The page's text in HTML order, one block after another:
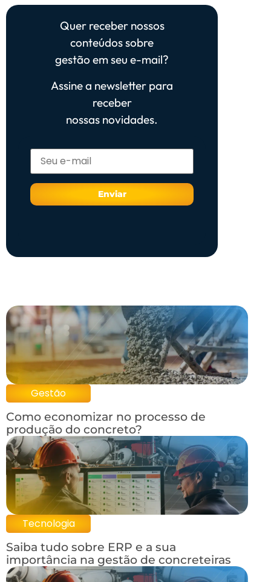
Quer receber nossos
conteúdos sobre
gestão em seu e-mail?
Assine a newsletter para
receber
nossas novidades.
Gestão
Como economizar no processo de
produção do concreto?
Tecnologia
Saiba tudo sobre ERP e a sua
importância na gestão de concreteiras